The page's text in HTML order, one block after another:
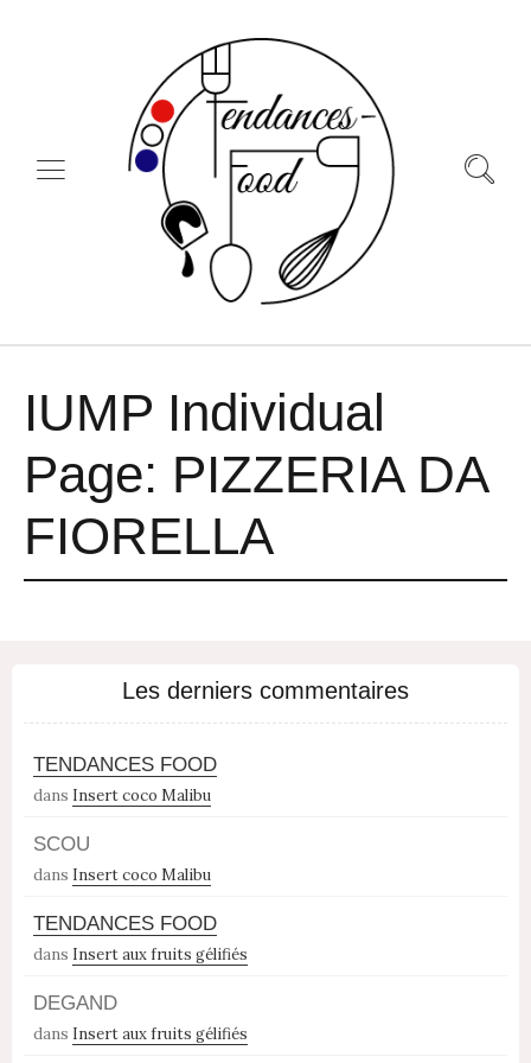
IUMP Individual
Page: PIZZERIA DA
FIORELLA
Les derniers commentaires
TENDANCES FOOD
dans Insert coco Malibu
SCOU
dans Insert coco Malibu
TENDANCES FOOD
dans Insert aux fruits gélifiés
DEGAND
dans Insert aux fruits gélifiés